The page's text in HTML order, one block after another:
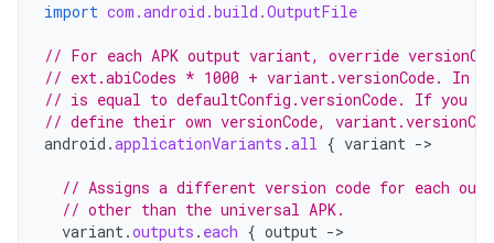
import com.android.build.OutputFile
// For each APK output variant, override
// ext.abiCodes * 1000 + variant.versionCode. In
// is equal to defaultConfig.versionCode. If you
// define their own versionCode,
android .applicationVariants .all { variant ->
// Assigns a different version code for each
// other than the universal APK.
variant.outputs . each { output ->